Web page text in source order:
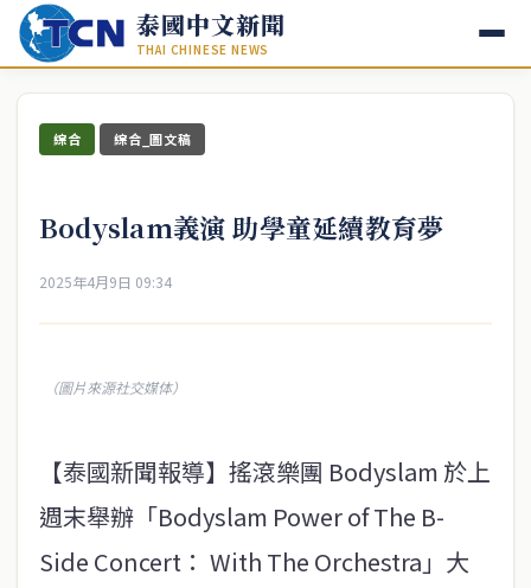
泰國中文新聞
THAI CHINESE NEWS
綜合 綜合_圖文稿
Bodyslam義演 助學童延續教育夢
2025年4月9日 09:34
（圖片來源社交媒体）
【泰國新聞報導】搖滾樂團 Bodyslam 於上
週末舉辦「Bodyslam Power of The B-
Side Concert： With The Orchestra」大